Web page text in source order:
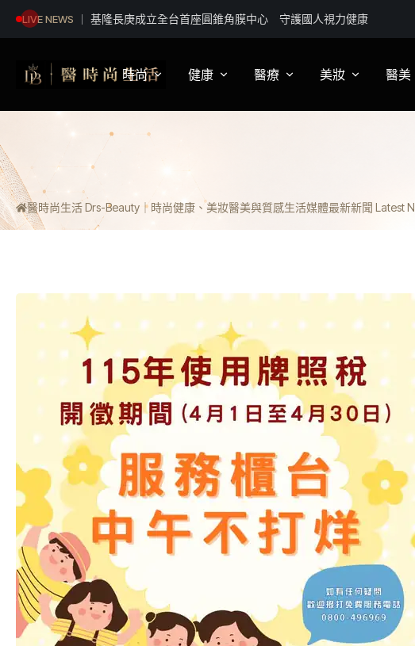
LIVE NEWS
能高越嶺 安全同行 颱風季登山「撤退是最勇敢的決定」
時尚
影視娛樂
潮流趨勢
流行文化
健康
營養
醫療
醫師訪談
美妝
專家建議
醫美
醫時尚生活 Drs-Beauty｜時尚健康、美妝醫美與質感生活媒體最新新聞 Latest